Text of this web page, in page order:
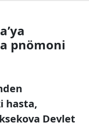
pnömoni
hasta,
Devlet